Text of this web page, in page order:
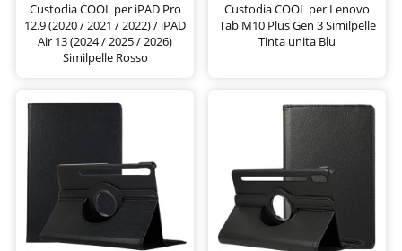
Custodia COOL per iPAD Pro
12.9 (2020 / 2021 / 2022) / iPAD
Air 13 (2024 / 2025 / 2026)
Similpelle Rosso
Custodia COOL per Lenovo
Tab M10 Plus Gen 3 Similpelle
Tinta unita Blu